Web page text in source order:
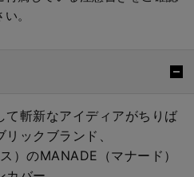
。
斬新なアイディアがちりば
ックブランド、
）のMANADE（マナード）